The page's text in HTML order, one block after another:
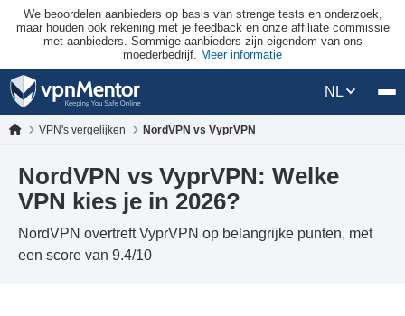
We beoordelen aanbieders op basis van strenge tests en onderzoek,
maar houden ook rekening met je feedback en onze affiliate commissie
met aanbieders. Sommige aanbieders zijn eigendom van ons
moederbedrijf. Meer informatie
NL
VPN's vergelijken NordVPN vs VyprVPN
NordVPN vs VyprVPN: Welke
VPN kies je in 2026?
NordVPN overtreft VyprVPN op belangrijke punten, met
een score van 9.4/10